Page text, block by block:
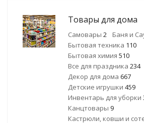
Товары для дома
Самовары 2 Баня и
Бытовая техника 110
Бытовая химия 510
Все для праздника 234
Декор для дома 667
Детские игрушки 459
Инвентарь для уборки
Канцтовары 9
Кастрюли, ковши и